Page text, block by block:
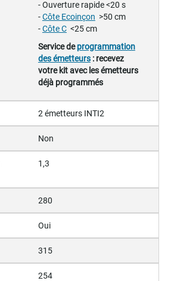
- Ouverture rapide <20 s
-Côte Ecoinçon >50 cm
-Côte C<25 cm
Service deprogrammation
des émetteurs: recevez
votre kit avec les émetteurs
déjà programmés
2 émetteurs INTI2
Non
1,3
280
Oui
315
254